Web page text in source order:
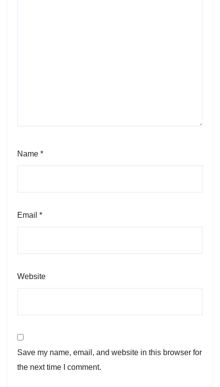
Name *
Email *
Website
Save my name, email, and website in this browser for
the next time I comment.